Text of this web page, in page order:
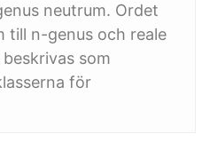
neutrum. Ordet
till n-genus och reale
som
för